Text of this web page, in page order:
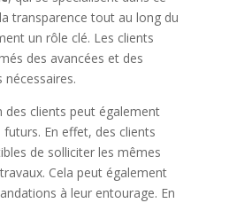
transparence tout au long du
un rôle clé. Les clients
des avancées et des
des clients peut également
En effet, des clients
de solliciter les mêmes
Cela peut également
à leur entourage. En